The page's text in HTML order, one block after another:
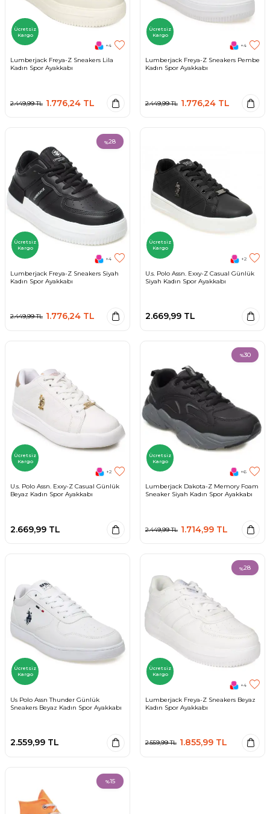
Ücretsiz
Kargo
+4
Lumberjack Freya-Z Sneakers Lila
Kadın Spor Ayakkabı
2.449,99TL 1.776,24 TL
Ücretsiz
Kargo
+4
Lumberjack Freya-Z Sneakers Pembe
Kadın Spor Ayakkabı
2.449,99TL 1.776,24 TL
%28
Ücretsiz
Kargo
+4
Lumberjack Freya-Z Sneakers Siyah
Kadın Spor Ayakkabı
2.449,99TL 1.776,24 TL
Ücretsiz
Kargo
+2
U.s. Polo Assn. Exxy-Z Casual Günlük
Siyah Kadın Spor Ayakkabı
2.669,99 TL
Ücretsiz
Kargo
+2
U.s. Polo Assn. Exxy-Z Casual Günlük
Beyaz Kadın Spor Ayakkabı
2.669,99 TL
%30
Ücretsiz
Kargo
+6
Lumberjack Dakota-Z Memory Foam
Sneaker Siyah Kadın Spor Ayakkabı
2.449,99TL 1.714,99 TL
Ücretsiz
Kargo
Us Polo Assn Thunder Günlük
Sneakers Beyaz Kadın Spor Ayakkabı
2.559,99 TL
%28
Ücretsiz
Kargo
+4
Lumberjack Freya-Z Sneakers Beyaz
Kadın Spor Ayakkabı
2.559,99TL 1.855,99 TL
%15